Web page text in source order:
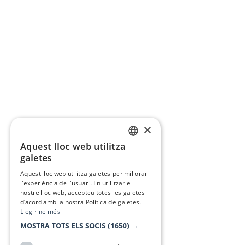
×
Aquest lloc web utilitza
galetes
Aquest lloc web utilitza galetes per millorar
l'experiència de l'usuari. En utilitzar el
nostre lloc web, accepteu totes les galetes
d’acord amb la nostra Política de galetes.
Llegir-ne més
MOSTRA TOTS ELS SOCIS (1650) →